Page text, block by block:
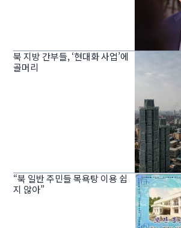
북 지방 간부들, ‘현대화 사업’에
골머리
“북 일반 주민들 목욕탕 이용 쉽
지 않아”